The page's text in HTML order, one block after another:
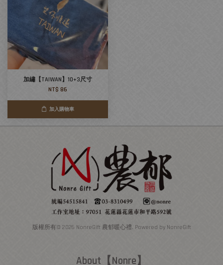
加繡【TAIWAN】10+3尺寸
NT$ 86
加入購物車
版權所有© 2026 NonreGift 農郁暖心禮. Powered by NonreGift
About【Nonre】